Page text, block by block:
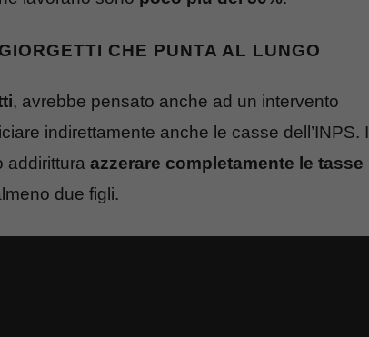
CHE PUNTA AL LUNGO
, avrebbe pensato anche ad un intervento
indirettamente anche le casse dell’INPS. Il
addirittura azzerare completamente le tasse
due figli.